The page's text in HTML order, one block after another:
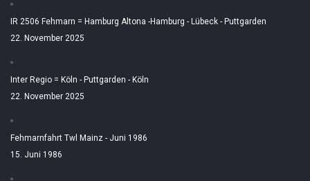
IR 2506 Fehmarn = Hamburg Altona -Hamburg - Lübeck - Puttgarden
22. November 2025
Inter Regio = Köln - Puttgarden - Köln
22. November 2025
Fehmarnfahrt Twl Mainz - Juni 1986
15. Juni 1986